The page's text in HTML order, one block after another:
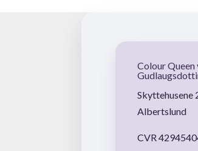
Colour Queen
Skyttehusene
Albertslund
CVR